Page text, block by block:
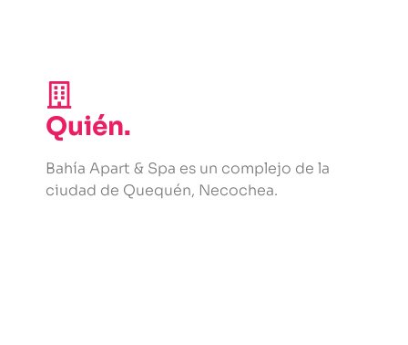
Quién.
Bahía Apart & Spa es un complejo de la
ciudad de Quequén, Necochea.